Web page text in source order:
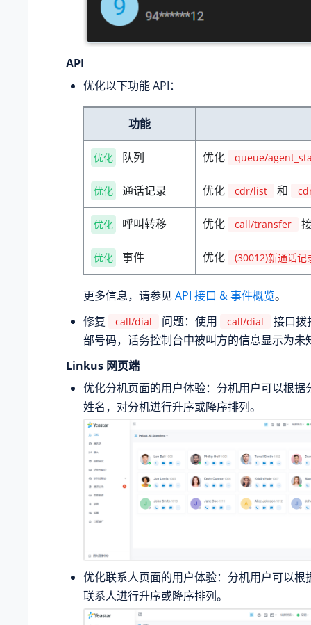
API
优化以下功能 API：
功能
优化 队列 优化 queue/
优化 通话记录 优化 cdr/list 和
优化 呼叫转移 优化 call/transfer
优化 事件 优化 (30012)新通话记
更多信息，请参见 API 接口 & 事件概览。
修复
call/dial 问题：使用 call/dial
接口
部号码，话务控制台中被叫方的信息显示为未
Linkus 网页端
优化分机页面的用户体验：分机用户可以根据
姓名，对分机进行升序或降序排列。
优化联系人页面的用户体验：分机用户可以根
联系人进行升序或降序排列。